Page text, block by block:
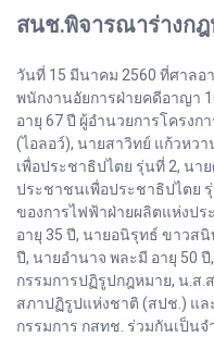
สนช.พิจารณาร่างกฎ
วันที่ 15 มีนาคม 2560 ที่ศาล
พนักงานอัยการฝ่ายคดีอาญา
อายุ 67 ปี ผู้อำนวยการโครง
(ไอลอว์), นายสาวิทย์ แก้วหว
เพื่อประชาธิปไตย รุ่นที่ 2, นา
ประชาชนเพื่อประชาธิปไตย
ของการไฟฟ้าฝ่ายผลิตแห่งปร
อายุ 35 ปี, นายอนิรุทธ์ ขาวสนิ
ปี, นายอำนาจ พละมี อายุ 50
กรรมการปฏิรูปกฎหมาย, น.ส.
สภาปฏิรูปแห่งชาติ (สปช.) แ
กรรมการ กสทช. ร่วมกันเป็น